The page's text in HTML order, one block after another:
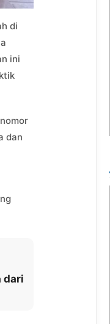
di
ini
dan
dari